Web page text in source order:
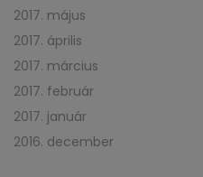
2017. május
2017. április
2017. március
2017. február
2017. január
2016. december